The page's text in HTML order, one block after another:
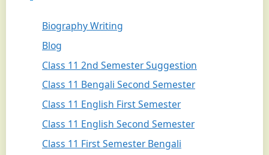
Biography Writing
Blog
Class 11 2nd Semester Suggestion
Class 11 Bengali Second Semester
Class 11 English First Semester
Class 11 English Second Semester
Class 11 First Semester Bengali